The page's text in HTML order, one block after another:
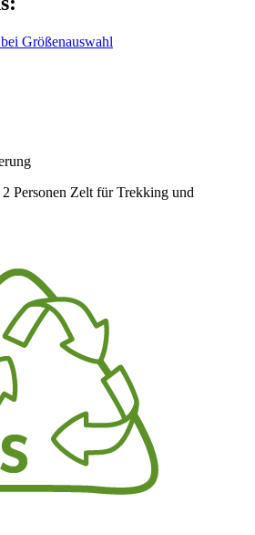
Größenauswahl
Personen Zelt für Trekking und